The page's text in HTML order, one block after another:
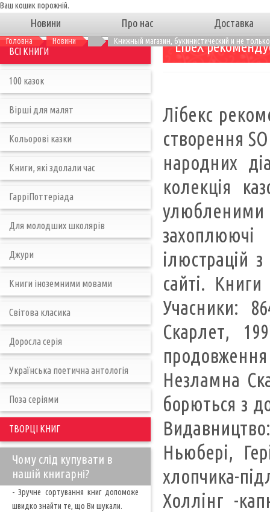
Ваш кошик порожній.
Новини Про нас Доставка
Головна Новини Книжный магазин, букинистический и не
LibeX
Лібекс
створення
народних
колекція
улюбленими
ілюстрацій
сайті.
Учасники:
Скарлет,
Незламна
борються з
Ньюбері,
хлопчика-
Холлінг -
ВСІ КНИГИ
100 казок
Вірші для малят
Кольорові казки
Книги, які здолали час
ГарріПоттеріада
Для молодших школярів
Джури
Книги іноземними мовами
Світова класика
Доросла серія
Українська поетична антологія
Поза серіями
ТВОРЦІ КНИГ
Чому слід купувати в
нашій книгарні?
- Зручне сортування книг допоможе
швидко знайти те, що Ви шукали.